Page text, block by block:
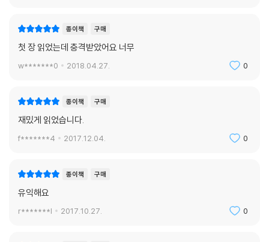
종이책 구매
첫 장 읽었는데 충격받았어요 너무
w*******0 2018.04.27. 0
종이책 구매
재밌게 읽었습니다.
f*******4 2017.12.04. 0
종이책 구매
유익해요
r*******l 2017.10.27. 0